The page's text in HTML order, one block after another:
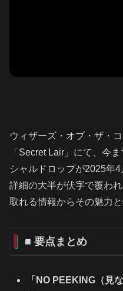
ウィザーズ・オブ・ザ・
「Secret Lair」にて、今
シャルドロップが2025年4
詳細の大半が伏字で覆わ
取れる情報からその魅力
■ 要点まとめ
「NO PEEKING（見